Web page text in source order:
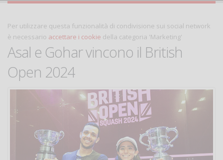
Per utilizzare questa funzionalità di condivisione sui social network
è necessario accettare i cookie della categoria 'Marketing'
Asal e Gohar vincono il British
Open 2024